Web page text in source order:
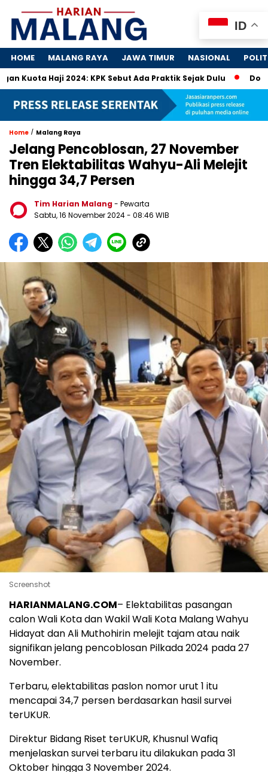
HOME MALANG RAYA JAWA TIMUR NASIONAL
Haji 2024: KPK Sebut Ada Praktik Sejak Dulu Dosa-Dosa 4
Home / Malang Raya
Jelang Pencoblosan, 27 November
Tren Elektabilitas Wahyu-Ali Melejit
hingga 34,7 Persen
Tim Harian Malang- Pewarta
Sabtu, 16 November 2024- 08:46 WIB
Screenshot
HARIANMALANG.COM– Elektabilitas pasangan
calon Wali Kota dan Wakil Wali Kota Malang Wahyu
Hidayat dan Ali Muthohirin melejit tajam atau naik
signifikan jelang pencoblosan Pilkada 2024 pada 27
November.
Terbaru, elektabilitas paslon nomor urut 1 itu
mencapai 34,7 persen berdasarkan hasil survei
terUKUR.
Direktur Bidang Riset terUKUR, Khusnul Wafiq
menjelaskan survei terbaru itu dilakukan pada 31
Oktober hingga 3 November 2024.
ID